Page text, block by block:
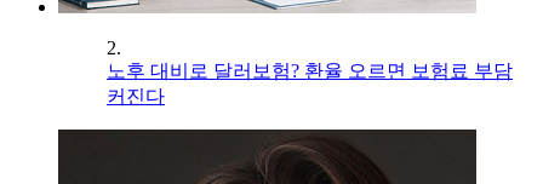
2.
노후 대비로 달러보험? 환율 오르면 보험료 부담
커진다